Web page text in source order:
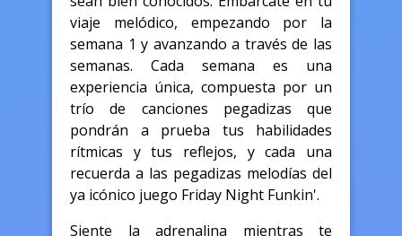
viaje melódico, empezando por la
semana 1 y avanzando a través de las
semanas. Cada semana es una
experiencia única, compuesta por un
trío de canciones pegadizas que
pondrán a prueba tus habilidades
rítmicas y tus reflejos, y cada una
recuerda a las pegadizas melodías del
ya icónico juego Friday Night Funkin'.
Siente la adrenalina mientras te